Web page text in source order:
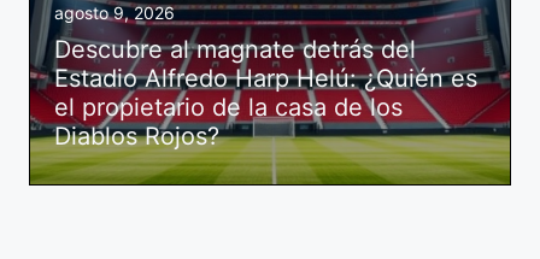
agosto 9, 2026
Descubre al magnate detrás del
Estadio Alfredo Harp Helú: ¿Quién es
el propietario de la casa de los
Diablos Rojos?